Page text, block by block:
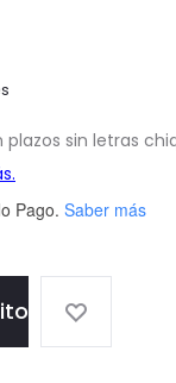
Pago. Saber más